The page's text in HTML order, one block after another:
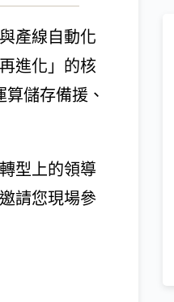
產線自動化
進化」的核
儲存備援、
型上的領導
請您現場參